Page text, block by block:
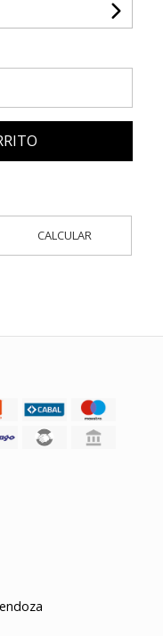
CALCULAR